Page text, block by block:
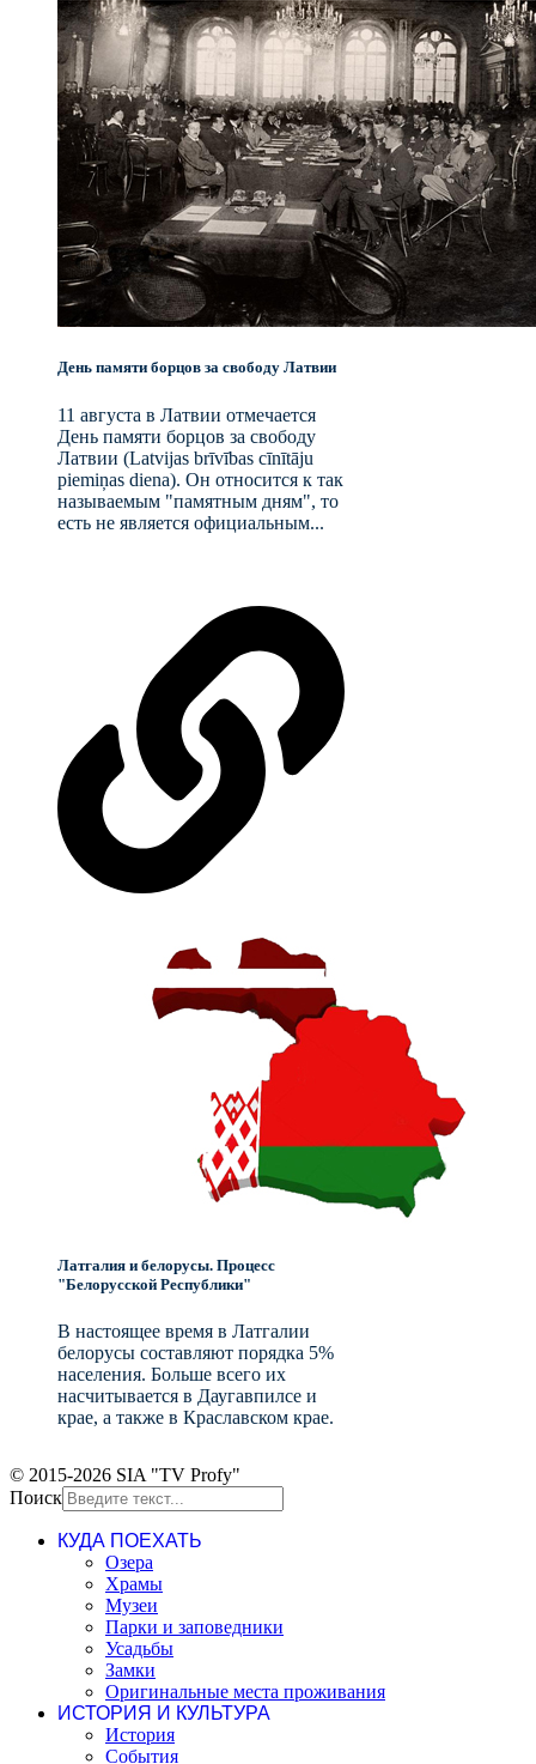
День памяти борцов за свободу Латвии
11 августа в Латвии отмечается
День памяти борцов за свободу
Латвии (Latvijas brīvības cīnītāju
piemiņas diena). Он относится к так
называемым "памятным дням", то
есть не является официальным...
Латгалия и белорусы. Процесс
"Белорусской Республики"
В настоящее время в Латгалии
белорусы составляют порядка 5%
населения. Больше всего их
насчитывается в Даугавпилсе и
крае, а также в Краславском крае.
© 2015-2026 SIA "TV Profy"
Поиск
КУДА ПОЕХАТЬ
Озера
Храмы
Музеи
Парки и заповедники
Усадьбы
Замки
Оригинальные места проживания
ИСТОРИЯ И КУЛЬТУРА
История
События